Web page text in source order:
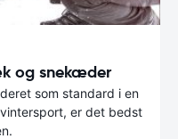
og snekæder
som standard i en
er det bedst